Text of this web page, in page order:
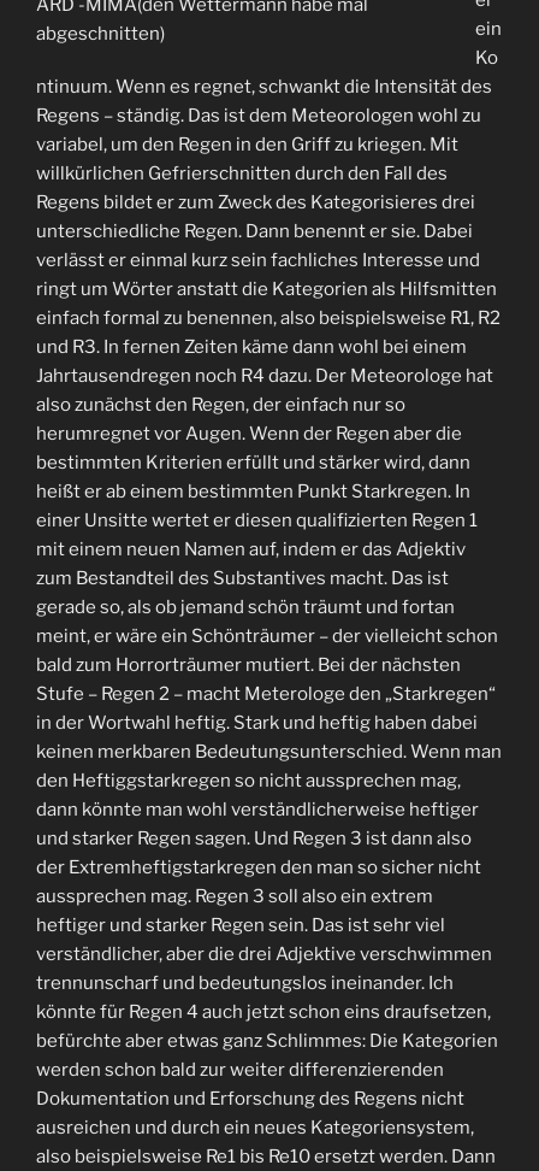
ARD -MIMA(den Wettermann habe mal
abgeschnitten)
ein
Ko
ntinuum. Wenn es regnet, schwankt die Intensität des
Regens – ständig. Das ist dem Meteorologen wohl zu
variabel, um den Regen in den Griff zu kriegen. Mit
willkürlichen Gefrierschnitten durch den Fall des
Regens bildet er zum Zweck des Kategorisieres drei
unterschiedliche Regen. Dann benennt er sie. Dabei
verlässt er einmal kurz sein fachliches Interesse und
ringt um Wörter anstatt die Kategorien als Hilfsmitten
einfach formal zu benennen, also beispielsweise R1, R2
und R3. In fernen Zeiten käme dann wohl bei einem
Jahrtausendregen noch R4 dazu. Der Meteorologe hat
also zunächst den Regen, der einfach nur so
herumregnet vor Augen. Wenn der Regen aber die
bestimmten Kriterien erfüllt und stärker wird, dann
heißt er ab einem bestimmten Punkt Starkregen. In
einer Unsitte wertet er diesen qualifizierten Regen 1
mit einem neuen Namen auf, indem er das Adjektiv
zum Bestandteil des Substantives macht. Das ist
gerade so, als ob jemand schön träumt und fortan
meint, er wäre ein Schönträumer – der vielleicht schon
bald zum Horrorträumer mutiert. Bei der nächsten
Stufe – Regen 2 – macht Meterologe den „Starkregen“
in der Wortwahl heftig. Stark und heftig haben dabei
keinen merkbaren Bedeutungsunterschied. Wenn man
den Heftiggstarkregen so nicht aussprechen mag,
dann könnte man wohl verständlicherweise heftiger
und starker Regen sagen. Und Regen 3 ist dann also
der Extremheftigstarkregen den man so sicher nicht
aussprechen mag. Regen 3 soll also ein extrem
heftiger und starker Regen sein. Das ist sehr viel
verständlicher, aber die drei Adjektive verschwimmen
trennunscharf und bedeutungslos ineinander. Ich
könnte für Regen 4 auch jetzt schon eins draufsetzen,
befürchte aber etwas ganz Schlimmes: Die Kategorien
werden schon bald zur weiter differenzierenden
Dokumentation und Erforschung des Regens nicht
ausreichen und durch ein neues Kategoriensystem,
also beispielsweise Re1 bis Re10 ersetzt werden. Dann